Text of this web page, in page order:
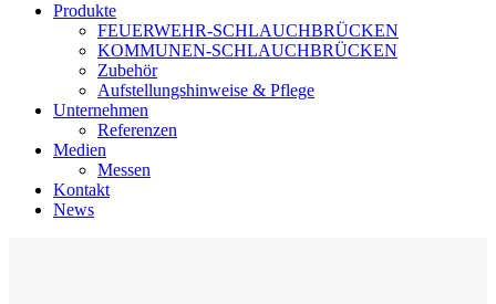
Produkte
FEUERWEHR-SCHLAUCHBRÜCKEN
KOMMUNEN-SCHLAUCHBRÜCKEN
Zubehör
Aufstellungshinweise & Pflege
Unternehmen
Referenzen
Medien
Messen
Kontakt
News